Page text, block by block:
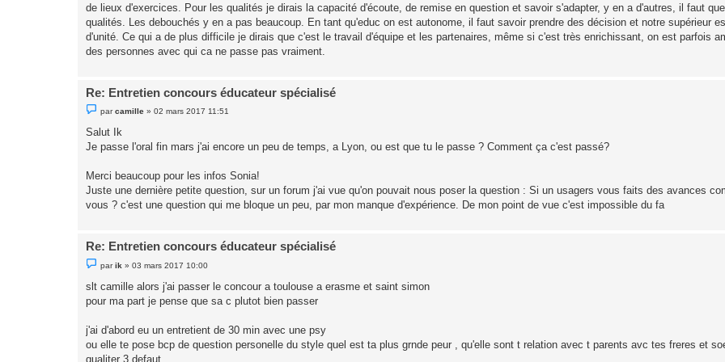
e
n
n
de lieux d'exercices. Pour les qualités je dirais la capacité d'écoute, de remise en question et savoir s'adapter, y en a d'autres, il faut
qualités. Les debouchés y en a pas beaucoup. En tant qu'educ on est autonome, il faut savoir prendre des décision et notre supérieur
d'unité. Ce qui a de plus difficile je dirais que c'est le travail d'équipe et les partenaires, même si c'est très enrichissant, on est parfois
des personnes avec qui ca ne passe pas vraiment.
Re: Entretien concours éducateur spécialisé
e
s
s
a
g
n
n
l
parcamille »02 mars 2017 11:51
Salut Ik
Je passe l'oral fin mars j'ai encore un peu de temps, a Lyon, ou est que tu le passe ? Comment ça c'est passé?
Merci beaucoup pour les infos Sonia!
Juste une dernière petite question, sur un forum j'ai vue qu'on pouvait nous poser la question : Si un usagers vous faits des avances
vous ? c'est une question qui me bloque un peu, par mon manque d'expérience. De mon point de vue c'est impossible du fa
Re: Entretien concours éducateur spécialisé
e
s
a
n
n
l
parik »03 mars 2017 10:00
slt camille alors j'ai passer le concour a toulouse a erasme et saint simon
pour ma part je pense que sa c plutot bien passer
j'ai d'abord eu un entretient de 30 min avec une psy
ou elle te pose bcp de question personelle du style quel est ta plus grnde peur , qu'elle sont t relation avec t parents avc tes freres et
qualiter 3 defaut ...